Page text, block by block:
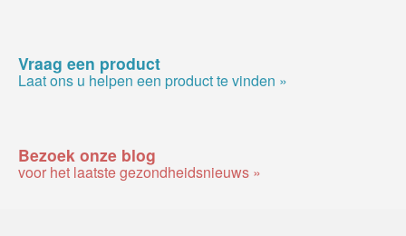
Vraag een product
Laat ons u helpen een product te vinden »
Bezoek onze blog
voor het laatste gezondheidsnieuws »